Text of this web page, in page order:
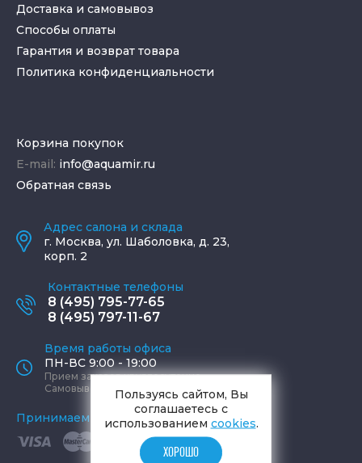
Доставка и самовывоз
Способы оплаты
Гарантия и возврат товара
Политика конфиденциальности
Корзина покупок
E-mail: info@aquamir.ru
Обратная связь
Адрес салона и склада
г. Москва, ул. Шаболовка, д. 23,
корп. 2
Контактные телефоны
8 (495) 795-77-65
8 (495) 797-11-67
Время работы офиса
ПН-ВС 9:00 - 19:00
Прием заказов круглосуточно
Самовывоз ПН-СБ 9-19, ВС 12-17
Принимаем к оплате
Пользуясь сайтом, Вы
соглашаетесь с
использованием cookies.
ХОРОШО